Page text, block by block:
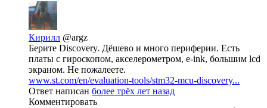
Кирилл @argz
Берите Discovery. Дёшево и много периферии. Есть
платы с гироскопом, акселерометром, e-ink, большим lcd
экраном. Не пожалеете.
www.st.com/en/evaluation-tools/stm32-mcu-discovery...
Ответ написан более трёх лет назад
Комментировать